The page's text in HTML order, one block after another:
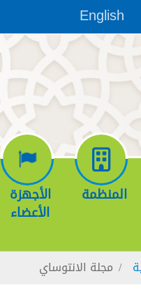
English
المنظمة الأجهزة
الأعضاء
مجلة الانتوساي